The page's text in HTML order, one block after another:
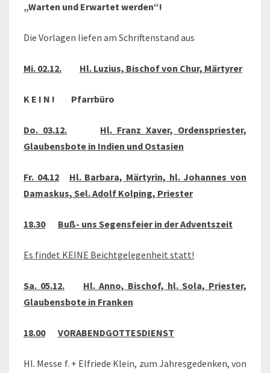
„Warten und Erwartet werden“!
Die Vorlagen liefen am Schriftenstand aus
Mi. 02.12. Hl. Luzius, Bischof von Chur, Märtyrer
K E I N ! Pfarrbüro
Do. 03.12.
Hl. Franz Xaver, Ordenspriester,
Glaubensbote in Indien und Ostasien
Fr. 04.12
Hl. Barbara, Märtyrin, hl. Johannes von
Damaskus, Sel. Adolf Kolping, Priester
18.30 Buß- uns Segensfeier in der Adventszeit
Es findet KEINE Beichtgelegenheit statt!
Sa. 05.12.
Hl. Anno, Bischof, hl. Sola, Priester,
Glaubensbote in Franken
18.00 VORABENDGOTTESDIENST
Hl. Messe f. + Elfriede Klein, zum Jahresgedenken, von